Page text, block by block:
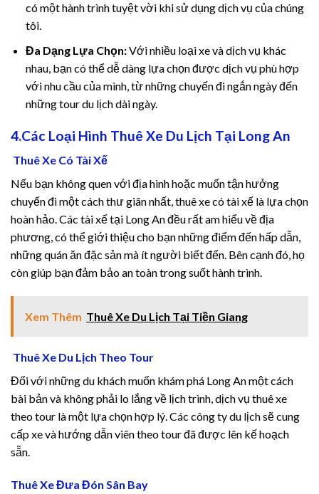
al
có một hành trình tuyệt vời khi sử dụng dịch vụ của chúng
tôi.
Đa Dạng Lựa Chọn:Với nhiều loại xe và dịch vụ khác
nhau, bạn có thể dễ dàng lựa chọn được dịch vụ phù hợp
với nhu cầu của mình, từ những chuyến đi ngắn ngày đến
những tour du lịch dài ngày.
4.Các Loại Hình Thuê Xe Du Lịch Tại Long An
Thuê Xe Có Tài Xế
Nếu bạn không quen với địa hình hoặc muốn tận hưởng
chuyến đi một cách thư giãn nhất, thuê xe có tài xế là lựa chọn
hoàn hảo. Các tài xế tại Long An đều rất am hiểu về địa
phương, có thể giới thiệu cho bạn những điểm đến hấp dẫn,
những quán ăn đặc sản mà ít người biết đến. Bên cạnh đó, họ
còn giúp bạn đảm bảo an toàn trong suốt hành trình.
Xem Thêm Thuê Xe Du Lịch Tại Tiền Giang
Thuê Xe Du Lịch Theo Tour
Đối với những du khách muốn khám phá Long An một cách
bài bản và không phải lo lắng về lịch trình, dịch vụ thuê xe
theo tour là một lựa chọn hợp lý. Các công ty du lịch sẽ cung
cấp xe và hướng dẫn viên theo tour đã được lên kế hoạch
sẵn.
Thuê Xe Đưa Đón Sân Bay